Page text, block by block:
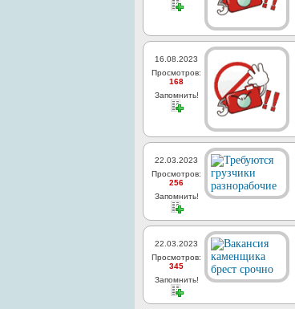
16.08.2023
Просмотров:
168
Запомнить!
22.03.2023
Просмотров:
256
Запомнить!
22.03.2023
Просмотров:
345
Запомнить!